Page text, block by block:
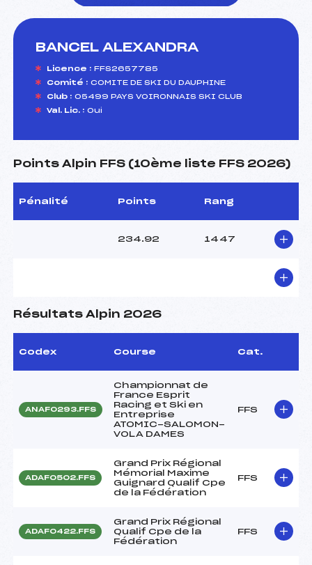
BANCEL ALEXANDRA
Licence : FFS2657785
Comité : COMITE DE SKI DU DAUPHINE
Club : 05499 PAYS VOIRONNAIS SKI CLUB
Val. Lic. : Oui
Points Alpin FFS (10ème liste FFS 2026)
Pénalité Points Rang
234.92 1447
Résultats Alpin 2026
Codex Course Cat.
ANAF0293.FFS
Championnat de
France Esprit
Racing et Ski en
Entreprise
ATOMIC-SALOMON-
VOLA DAMES
FFS
ADAF0502.FFS
Grand Prix Régional
Mémorial Maxime
Guignard Qualif Cpe
de la Fédération
FFS
ADAF0422.FFS
Grand Prix Régional
Qualif Cpe de la
Fédération
FFS